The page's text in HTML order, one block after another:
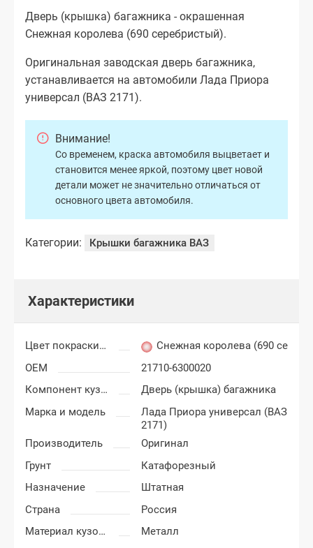
Дверь (крышка) багажника - окрашенная
Снежная королева (690 серебристый).
Оригинальная заводская дверь багажника,
устанавливается на автомобили Лада Приора
универсал (ВАЗ 2171).
Внимание!
Со временем, краска автомобиля выцветает и
становится менее яркой, поэтому цвет новой
детали может не значительно отличаться от
основного цвета автомобиля.
Категории: Крышки багажника ВАЗ
Характеристики
Цвет покраски Лада Приора
Снежная королева (690
OEM
21710-6300020
Компонент кузова
Дверь (крышка) багажника
Марка и модель
Лада Приора универсал (ВАЗ
2171)
Производитель
Оригинал
Грунт
Катафорезный
Назначение
Штатная
Страна
Россия
Материал кузовных деталей
Металл